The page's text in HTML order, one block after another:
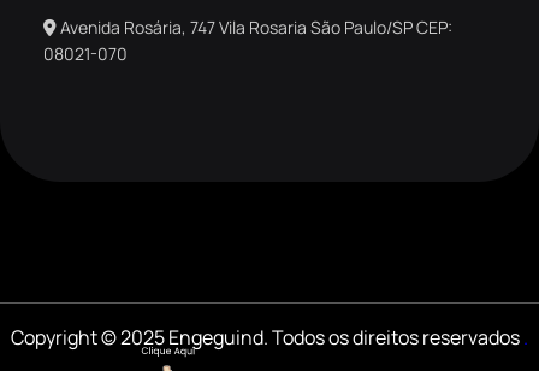
Avenida Rosária, 747 Vila Rosaria São Paulo/SP CEP:
08021-070
Copyright © 2025 Engeguind. Todos os direitos reservados.